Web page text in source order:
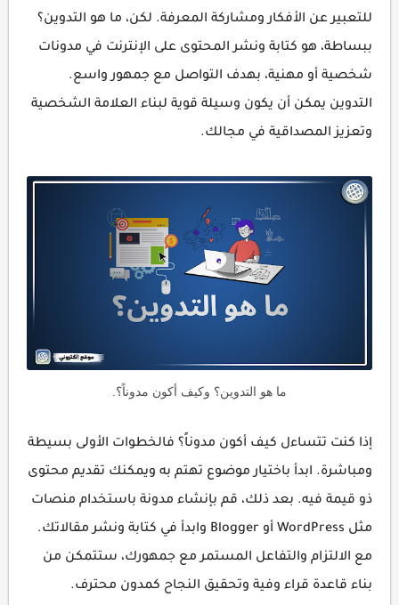
للتعبير عن الأفكار ومشاركة المعرفة. لكن، ما هو التدوين؟
ببساطة، هو كتابة ونشر المحتوى على الإنترنت في مدونات
شخصية أو مهنية، بهدف التواصل مع جمهور واسع.
التدوين يمكن أن يكون وسيلة قوية لبناء العلامة الشخصية
وتعزيز المصداقية في مجالك.
ما هو التدوين؟ وكيف أكون مدوناً؟.
إذا كنت تتساءل كيف أكون مدوناً؟فالخطوات الأولى بسيطة
ومباشرة. ابدأ باختيار موضوع تهتم به ويمكنك تقديم محتوى
ذو قيمة فيه. بعد ذلك، قم بإنشاء مدونة باستخدام منصات
مثل WordPress أو Blogger وابدأ في كتابة ونشر مقالاتك.
مع الالتزام والتفاعل المستمر مع جمهورك، ستتمكن من
بناء قاعدة قراء وفية وتحقيق النجاح كمدون محترف.